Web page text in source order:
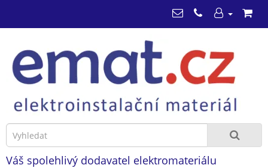
Váš spolehlivý dodavatel elektromateriálu